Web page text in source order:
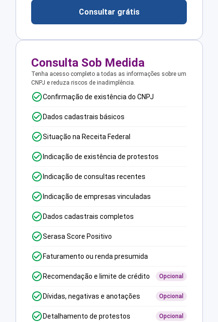
Consultar grátis
Consulta Sob Medida
Tenha acesso completo a todas as informações sobre um
CNPJ e reduza riscos de inadimplência.
Confirmação de existência do CNPJ
Dados cadastrais básicos
Situação na Receita Federal
Indicação de existência de protestos
Indicação de consultas recentes
Indicação de empresas vinculadas
Dados cadastrais completos
Serasa Score Positivo
Faturamento ou renda presumida
Recomendação e limite de crédito Opcional
Dívidas, negativas e anotações Opcional
Detalhamento de protestos Opcional